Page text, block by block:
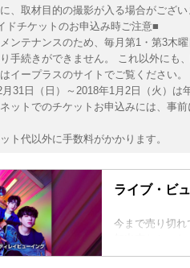
、取材目的の撮影が入る場合がござ
ドチケットのお申込み時ご注意■
ンテナンスのため、毎月第1・第3木
手続きができません。 これ以外にも
イープラスのサイトでご覧ください。
31日（日）～2018年1月2日（火）は
ットでのチケットお申込みには、事
ト代以外に手数料がかかります。
ライブ・ビ
今まで売り切
映画館ならで